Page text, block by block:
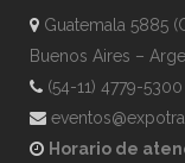
Guatemala 5885
Buenos Aires –
(54-11) 4779-5300
Horario de